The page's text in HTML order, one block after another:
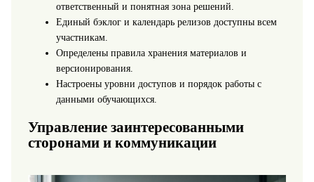
ответственный и понятная зона решений.
Единый бэклог и календарь релизов доступны всем
участникам.
Определены правила хранения материалов и
версионирования.
Настроены уровни доступов и порядок работы с
данными обучающихся.
Управление заинтересованными
сторонами и коммуникации